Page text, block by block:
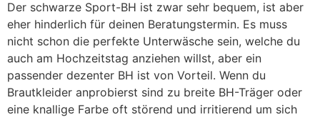
Der schwarze Sport-BH ist zwar sehr bequem, ist aber
eher hinderlich für deinen Beratungstermin. Es muss
nicht schon die perfekte Unterwäsche sein, welche du
auch am Hochzeitstag anziehen willst, aber ein
passender dezenter BH ist von Vorteil. Wenn du
Brautkleider anprobierst sind zu breite BH-Träger oder
eine knallige Farbe oft störend und irritierend um sich